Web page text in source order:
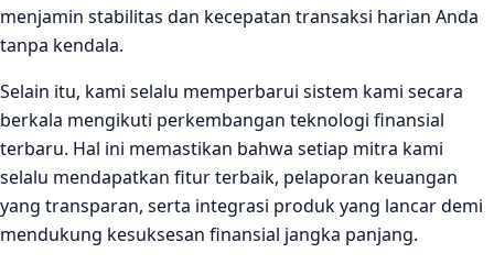
menjamin stabilitas dan kecepatan transaksi harian Anda
tanpa kendala.
Selain itu, kami selalu memperbarui sistem kami secara
berkala mengikuti perkembangan teknologi finansial
terbaru. Hal ini memastikan bahwa setiap mitra kami
selalu mendapatkan fitur terbaik, pelaporan keuangan
yang transparan, serta integrasi produk yang lancar demi
mendukung kesuksesan finansial jangka panjang.